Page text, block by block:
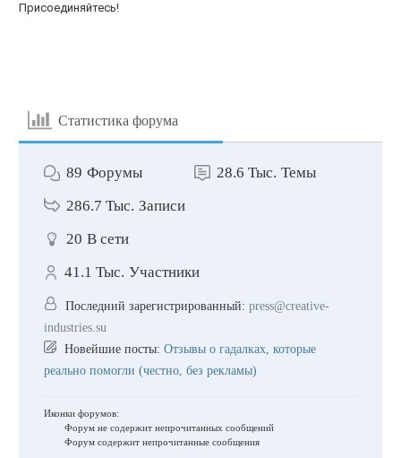
Присоединяйтесь!
Статистика форума
89 Форумы 28.6 Тыс. Темы
286.7 Тыс. Записи
20 В сети
41.1 Тыс. Участники
Последний зарегистрированный: press@creative-
industries.su
Новейшие посты: Отзывы о гадалках, которые
реально помогли (честно, без рекламы)
Иконки форумов:
Форум не содержит непрочитанных сообщений
Форум содержит непрочитанные сообщения